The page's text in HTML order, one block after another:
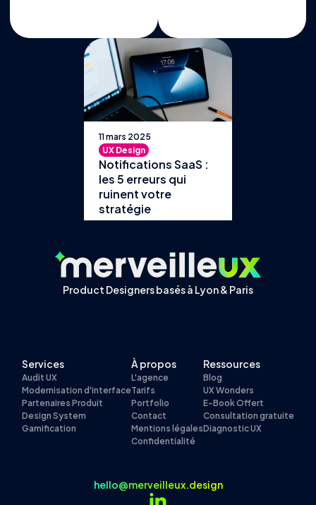
11 mars 2025
UX Design
Notifications SaaS :
les 5 erreurs qui
ruinent votre
stratégie
Product Designers basés à Lyon & Paris
Services
Audit UX
Modernisation d'interface
Partenaires Produit
Design System
Gamification
À propos
L'agence
Tarifs
Portfolio
Contact
Mentions légales
Confidentialité
Ressources
Blog
UX Wonders
E-Book Offert
Consultation gratuite
Diagnostic UX
hello@merveilleux.design